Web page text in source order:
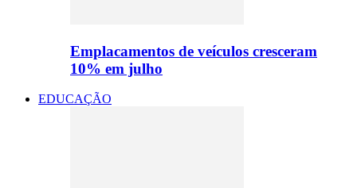
Emplacamentos de veículos cresceram
10% em julho
EDUCAÇÃO